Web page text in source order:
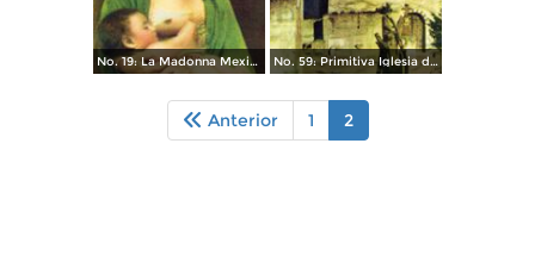
No. 19: La Madonna Mexicana No. 59: Primitiva Iglesia de Yolotepec
Anterior 1 2